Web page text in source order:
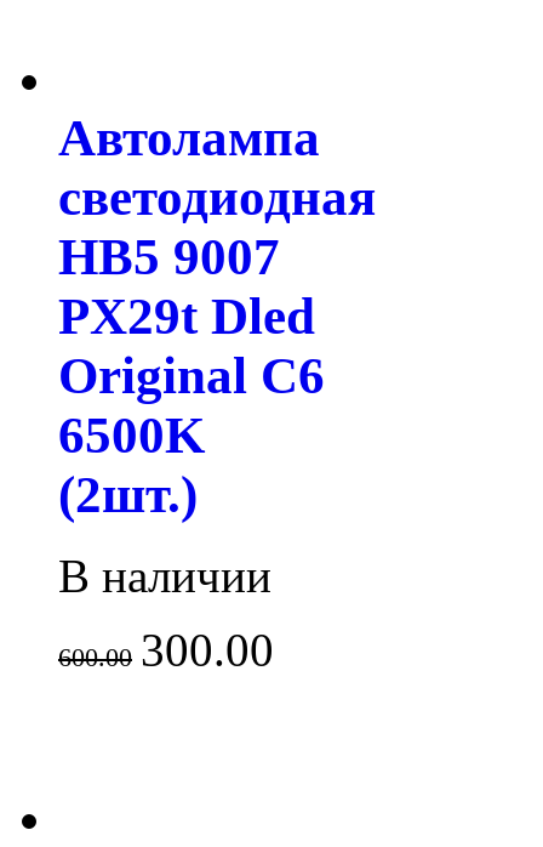
Автолампа
светодиодная
HB5 9007
PX29t Dled
Original C6
6500K
(2шт.)
В наличии
600.00 300.00